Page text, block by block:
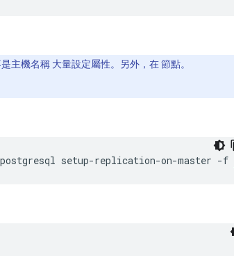
主機名稱 大量設定屬性。另外，在 節點。
setup-replication-on-master -f